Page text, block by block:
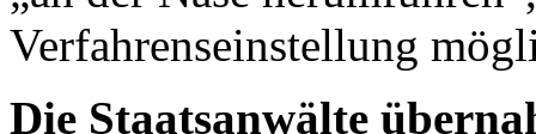
Verfahrenseinstellung
Die Staatsanwälte